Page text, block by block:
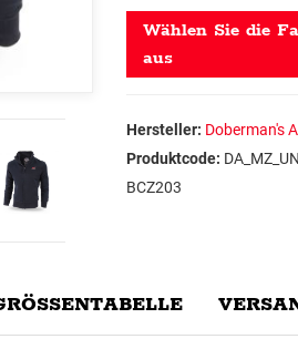
Wählen Sie die
aus
Hersteller: Doberman's
Produktcode:
BCZ203